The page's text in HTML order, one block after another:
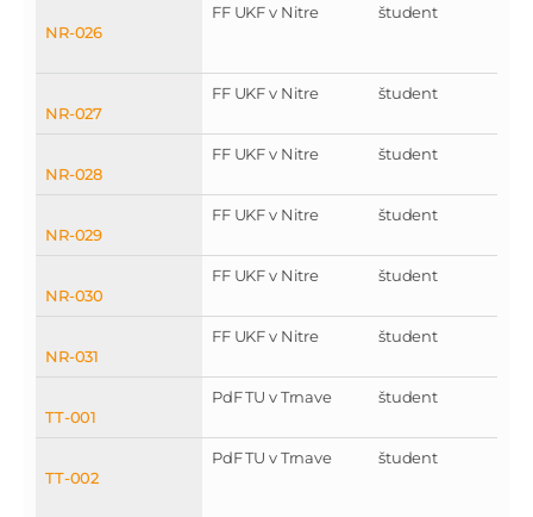
NR-026
FF UKF v Nitre študent
NR-027
FF UKF v Nitre študent
NR-028
FF UKF v Nitre študent
NR-029
FF UKF v Nitre študent
NR-030
FF UKF v Nitre študent
NR-031
FF UKF v Nitre študent
TT-001
PdF TU v Trnave študent
TT-002
PdF TU v Trnave študent